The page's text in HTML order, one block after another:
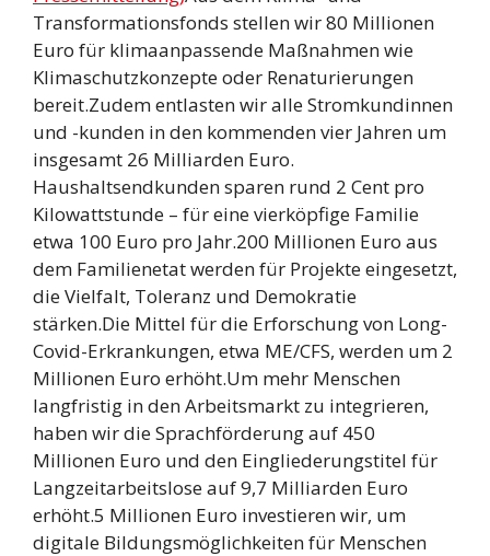
Transformationsfonds stellen wir 80 Millionen
Euro für klimaanpassende Maßnahmen wie
Klimaschutzkonzepte oder Renaturierungen
bereit.Zudem entlasten wir alle Stromkundinnen
und -kunden in den kommenden vier Jahren um
insgesamt 26 Milliarden Euro.
Haushaltsendkunden sparen rund 2 Cent pro
Kilowattstunde – für eine vierköpfige Familie
etwa 100 Euro pro Jahr.200 Millionen Euro aus
dem Familienetat werden für Projekte eingesetzt,
die Vielfalt, Toleranz und Demokratie
stärken.Die Mittel für die Erforschung von Long-
Covid-Erkrankungen, etwa ME/CFS, werden um 2
Millionen Euro erhöht.Um mehr Menschen
langfristig in den Arbeitsmarkt zu integrieren,
haben wir die Sprachförderung auf 450
Millionen Euro und den Eingliederungstitel für
Langzeitarbeitslose auf 9,7 Milliarden Euro
erhöht.5 Millionen Euro investieren wir, um
digitale Bildungsmöglichkeiten für Menschen